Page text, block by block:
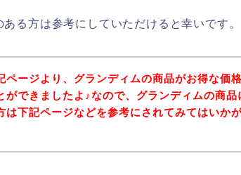
る方は参考にしていただけると幸いです。
ページより、グランディムの商品がお得な価
ができましたよ♪なので、グランディムの商品
は下記ページなどを参考にされてみてはいか